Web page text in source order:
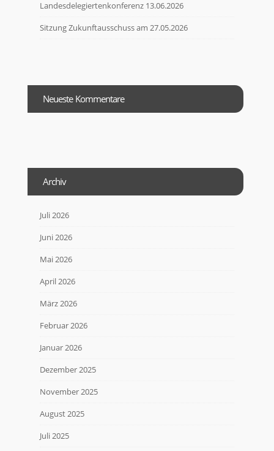
Landesdelegiertenkonferenz 13.06.2026
Sitzung Zukunftausschuss am 27.05.2026
Neueste Kommentare
Archiv
Juli 2026
Juni 2026
Mai 2026
April 2026
März 2026
Februar 2026
Januar 2026
Dezember 2025
November 2025
August 2025
Juli 2025